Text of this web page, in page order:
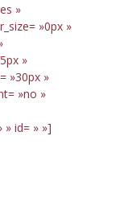
»
»0px »
»
»30px »
»no »
» id= » »]